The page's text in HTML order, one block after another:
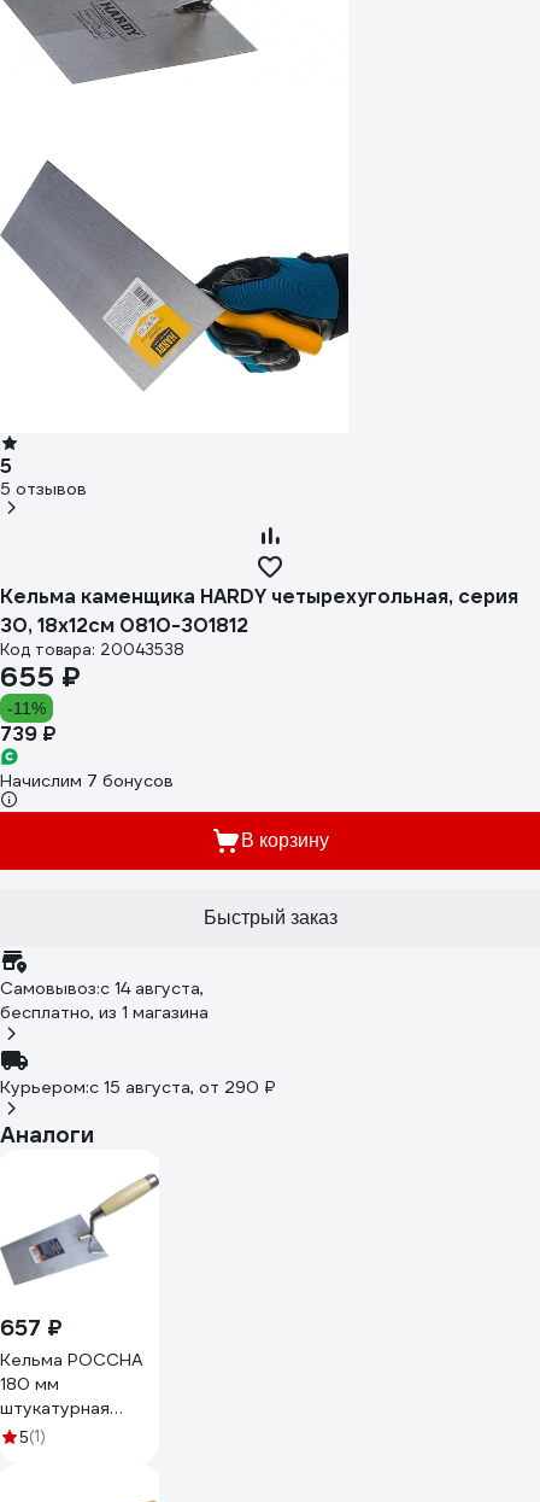
5
5 отзывов
Кельма каменщика HARDY четырехугольная, серия
30, 18х12см 0810-301812
Код товара: 20043538
655 ₽
-11%
739 ₽
Начислим 7 бонусов
В корзину
Быстрый заказ
Самовывоз:c 14 августа,
бесплатно, из 1 магазина
Курьером:c 15 августа, от 290 ₽
Аналоги
657 ₽
Кельма РОССНА
180 мм
штукатурная
нерж.сталь
5(1)